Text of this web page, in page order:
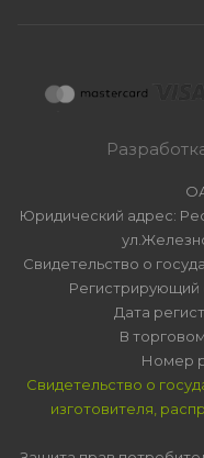
Юридический адрес:
Свидетельство о
Регистрирующий
Дата
В торговом
Номер
Свидетельство о
изготовителя,